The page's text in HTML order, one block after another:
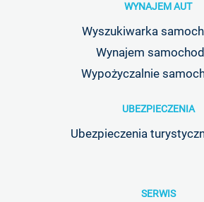
WYNAJEM AUT
Wyszukiwarka
Wynajem
Wypożyczalnie
UBEZPIECZENIA
Ubezpieczenia
SERWIS